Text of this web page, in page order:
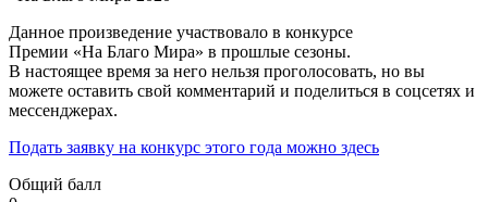
Данное произведение участвовало в конкурсе
Премии «На Благо Мира» в прошлые сезоны.
В настоящее время за него нельзя проголосовать, но вы
можете оставить свой комментарий и поделиться в соцсетях и
мессенджерах.
Подать заявку на конкурс этого года можно здесь
Общий балл